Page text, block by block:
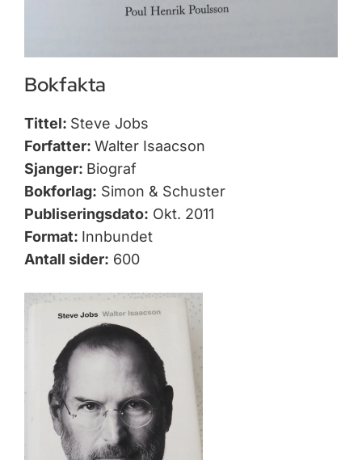
Bokfakta
Tittel: Steve Jobs
Forfatter: Walter Isaacson
Sjanger: Biograf
Bokforlag: Simon & Schuster
Publiseringsdato: Okt. 2011
Format: Innbundet
Antall sider: 600